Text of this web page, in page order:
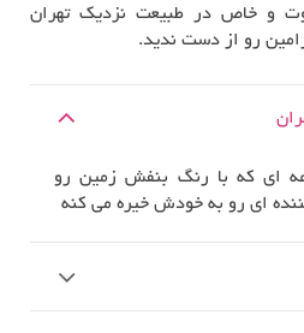
و خاص در طبیعت نزدیک تهران
رو از دست ندید.
ای که با رنگ بنفش زمین رو
ای رو به خودش خیره می کنه